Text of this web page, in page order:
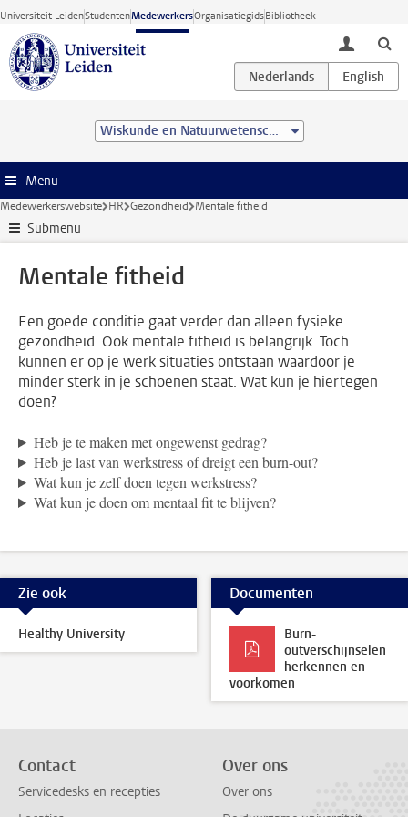
Ga direct naar de inhoud
Universiteit LeidenStudentenMedewerkersOrganisatiegidsBibliotheek
toggle
Wiskunde en Natuurwetenschappen
Menu
Medewerkerswebsite HR Gezondheid Mentale fitheid
Submenu
Mentale fitheid
Een goede conditie gaat verder dan alleen fysieke
gezondheid. Ook mentale fitheid is belangrijk. Toch
kunnen er op je werk situaties ontstaan waardoor je
minder sterk in je schoenen staat. Wat kun je hiertegen
doen?
Heb je te maken met ongewenst gedrag?
Heb je last van werkstress of dreigt een burn-out?
Wat kun je zelf doen tegen werkstress?
Wat kun je doen om mentaal fit te blijven?
Zie ook
Healthy University
Documenten
Burn-
outverschijnselen
herkennen en
voorkomen
Contact
Servicedesks en recepties
Over ons
Over ons